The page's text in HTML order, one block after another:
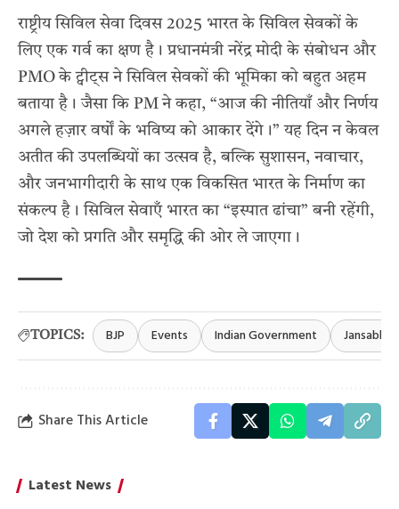
राष्ट्रीय सिविल सेवा दिवस 2025 भारत के सिविल सेवकों के
लिए एक गर्व का क्षण है। प्रधानमंत्री नरेंद्र मोदी के संबोधन और
PMO के ट्वीट्स ने सिविल सेवकों की भूमिका को बहुत अहम
बताया है। जैसा कि PM ने कहा, “आज की नीतियाँ और निर्णय
अगले हज़ार वर्षों के भविष्य को आकार देंगे।” यह दिन न केवल
अतीत की उपलब्धियों का उत्सव है, बल्कि सुशासन, नवाचार,
और जनभागीदारी के साथ एक विकसित भारत के निर्माण का
संकल्प है। सिविल सेवाएँ भारत का “इस्पात ढांचा” बनी रहेंगी,
जो देश को प्रगति और समृद्धि की ओर ले जाएगा।
TOPICS: BJP Events Indian Government Jansabha
Share This Article
Latest News